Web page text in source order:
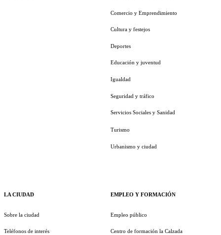
LA CIUDAD
Sobre la ciudad
Teléfonos de interés
Comercio y Emprendimiento
Cultura y festejos
Deportes
Educación y juventud
Igualdad
Seguridad y tráfico
Servicios Sociales y Sanidad
Turismo
Urbanismo y ciudad
EMPLEO Y FORMACIÓN
Empleo público
Centro de formación la Calzada